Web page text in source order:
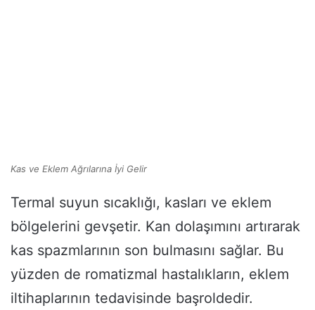
Kas ve Eklem Ağrılarına İyi Gelir
Termal suyun sıcaklığı, kasları ve eklem
bölgelerini gevşetir. Kan dolaşımını artırarak
kas spazmlarının son bulmasını sağlar. Bu
yüzden de romatizmal hastalıkların, eklem
iltihaplarının tedavisinde başroldedir.